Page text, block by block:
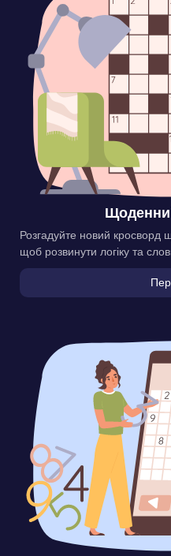
Розгадуйте новий кросворд
щоб розвинути логіку та